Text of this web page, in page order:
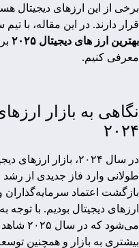
برخی از این ارزهای دیجیتال
قرار دارند. در این مقاله، با
بهترین ارز های دیجیتال ۲۰۲۵
معرفی کنیم.
نگاهی به بازار
۲۰۲۴
در سال ۲۰۲۴، بازار
طولانی وارد فاز جدیدی از
بازگشت اعتماد سرمایه‌گذاران
ارزهای دیجیتال بودیم. با
می‌شود که
بیشتری به بازار و همچنین